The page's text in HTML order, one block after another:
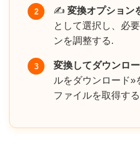
2 ✍️ 変換オプション
として選択し、必
ンを調整する.
3 変換してダウンロ
ルをダウンロード»
ファイルを取得す